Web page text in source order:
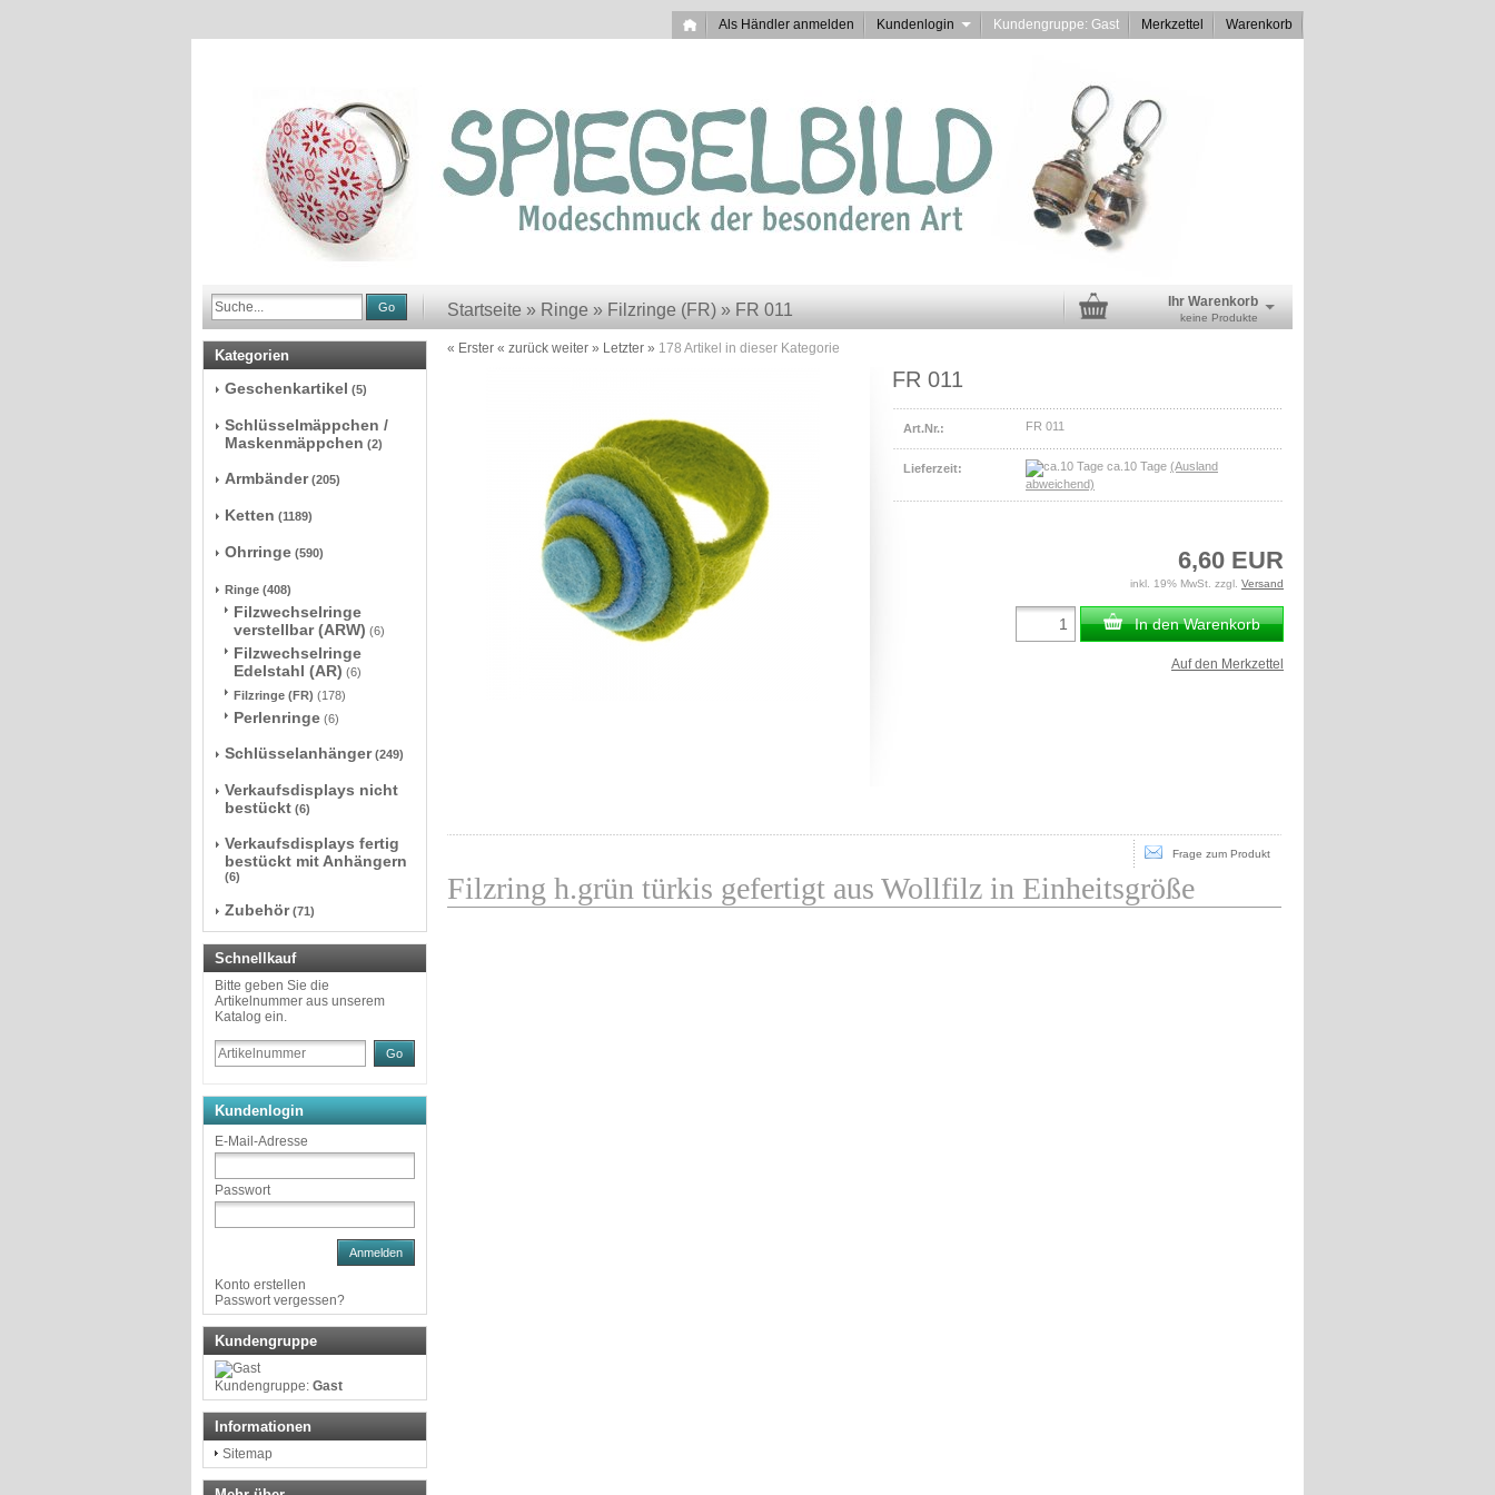
Als Händler anmelden Kundenlogin Kundengruppe: Gast Merkzettel Warenkorb
Go Startseite » Ringe » Filzringe (FR) » FR 011 Ihr Warenkorb
keine Produkte
« Erster « zurück weiter » Letzter » 178 Artikel in dieser Kategorie
FR 011
Art.Nr.: FR 011
Lieferzeit: ca.10 Tage (Ausland
abweichend)
6,60 EUR
inkl. 19% MwSt. zzgl. Versand
In den Warenkorb
Auf den Merkzettel
Frage zum Produkt
Filzring h.grün türkis gefertigt aus Wollfilz in Einheitsgröße
Kategorien
Geschenkartikel (5)
Schlüsselmäppchen /
Maskenmäppchen (2)
Armbänder (205)
Ketten (1189)
Ohrringe (590)
Ringe (408)
Filzwechselringe
verstellbar (ARW) (6)
Filzwechselringe
Edelstahl (AR) (6)
Filzringe (FR) (178)
Perlenringe (6)
Schlüsselanhänger (249)
Verkaufsdisplays nicht
bestückt (6)
Verkaufsdisplays fertig
bestückt mit Anhängern
(6)
Zubehör (71)
Schnellkauf
Bitte geben Sie die
Artikelnummer aus unserem
Katalog ein.
Go
Kundenlogin
E-Mail-Adresse
Passwort
Anmelden
Konto erstellen
Passwort vergessen?
Kundengruppe
Kundengruppe: Gast
Informationen
Sitemap